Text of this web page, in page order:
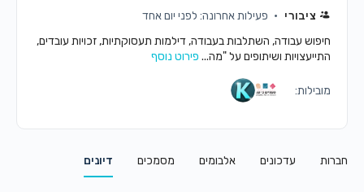
ציבורי
פעילות אחרונה: לפני יום אחד
חיפוש עבודה, השתלבות בעבודה, דילמות תעסוקתיות, זכויות עובדים,
התייעצויות ושיתופים על "מה...פירוט נוסף
מובילות:
חברות עדכונים אלבומים מסמכים דיונים